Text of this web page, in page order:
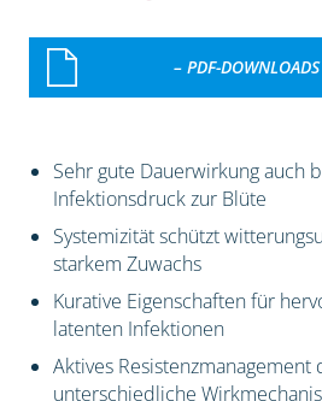
– PDF-
Sehr gute Dauerwirkung auch
Infektionsdruck zur Blüte
Systemizität schützt
starkem Zuwachs
Kurative Eigenschaften für
latenten Infektionen
Aktives Resistenzmanagement
unterschiedliche